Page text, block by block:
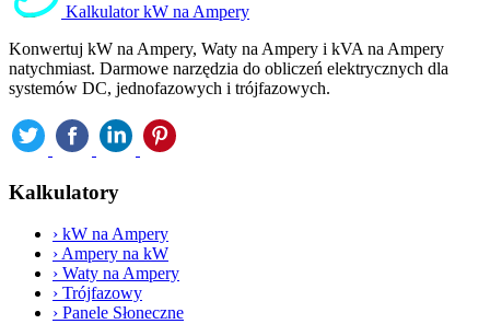
Kalkulator kW na Ampery
Konwertuj kW na Ampery, Waty na Ampery i kVA na Ampery
natychmiast. Darmowe narzędzia do obliczeń elektrycznych dla
systemów DC, jednofazowych i trójfazowych.
Kalkulatory
› kW na Ampery
› Ampery na kW
› Waty na Ampery
› Trójfazowy
› Panele Słoneczne